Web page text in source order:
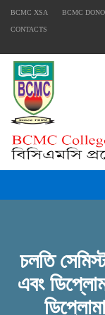
BCMC XSA BCMC
CONTACTS
চলতি
এবং
FACEBOOK